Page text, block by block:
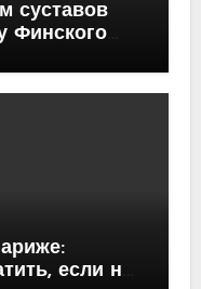
суставов
Финского
если не